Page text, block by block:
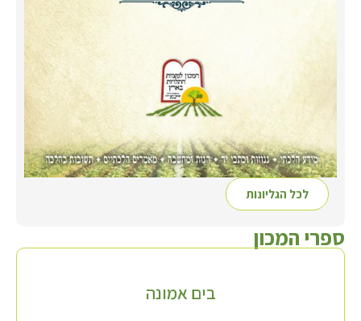
לכל הגליונות
ספרי המכון
בים אמונה